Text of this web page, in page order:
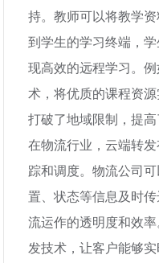
持。教师可以将教学
到学生的学习终端，
现高效的远程学习。
术，将优质的课程资
打破了地域限制，提高
在物流行业，云端转
踪和调度。物流公司
置、状态等信息及时
流运作的透明度和效
发技术，让客户能够